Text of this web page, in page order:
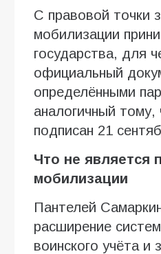
С правовой точки
мобилизации
государства, для
официальный
определёнными
аналогичный
подписан 21
Что не является
мобилизации
Пантелей
расширение
воинского учёта и